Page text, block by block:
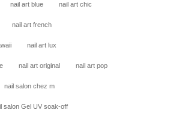
nail art blue nail art chic
nail art french
nail art lux
nail art original nail art pop
nail salon chez m
salon Gel UV soak-off